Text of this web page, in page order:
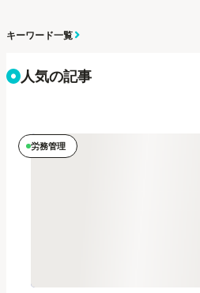
キーワード一覧
人気の記事
労務管理